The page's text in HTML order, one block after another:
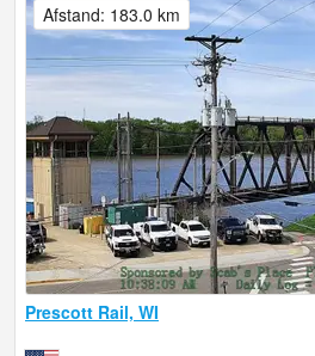
Prescott Rail, WI
Afstand: 183.0 km